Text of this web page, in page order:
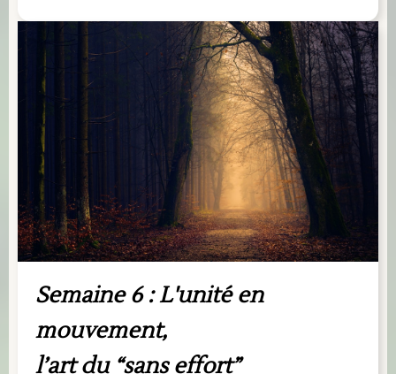
Semaine 6 : L'unité en
mouvement,
l’art du “sans effort”